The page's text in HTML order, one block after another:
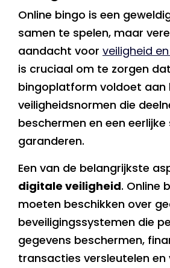
Online bingo is een
samen te spelen, maar
aandacht voor veiligheid
is cruciaal om te zorgen
bingoplatform voldoet aan
veiligheidsnormen die
beschermen en een
garanderen.
Een van de belangrijkste
digitale veiligheid. Online
moeten beschikken over
beveiligingssystemen die
gegevens beschermen,
transacties versleutelen en